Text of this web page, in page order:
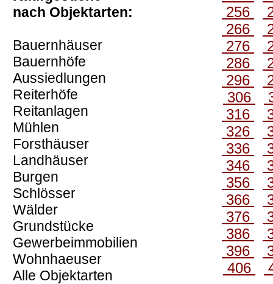
nach Objektarten:
Bauernhäuser
Bauernhöfe
Aussiedlungen
Reiterhöfe
Reitanlagen
Mühlen
Forsthäuser
Landhäuser
Burgen
Schlösser
Wälder
Grundstücke
Gewerbeimmobilien
Wohnhaeuser
Alle Objektarten
256
266
276
286
296
306
316
326
336
346
356
366
376
386
396
406